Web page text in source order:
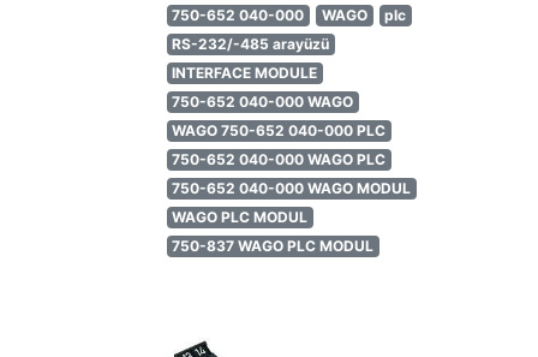
750-652 040-000
WAGO
plc
RS-232/-485 arayüzü
INTERFACE MODULE
750-652 040-000 WAGO
WAGO 750-652 040-000 PLC
750-652 040-000 WAGO PLC
750-652 040-000 WAGO MODUL
WAGO PLC MODUL
750-837 WAGO PLC MODUL